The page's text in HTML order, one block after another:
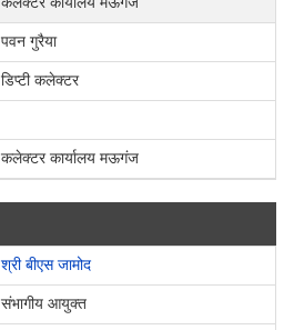
पवन गुरैया
डिप्टी कलेक्टर
कलेक्टर कार्यालय मऊगंज
श्री बीएस जामोद
संभागीय आयुक्त